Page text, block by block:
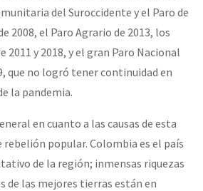
del Suroccidente y el Paro de
2008, el Paro Agrario de 2013, los
2011 y 2018, y el gran Paro Nacional
que no logró tener continuidad en
la pandemia.
en cuanto a las causas de esta
popular. Colombia es el país
de la región; inmensas riquezas
de las mejores tierras están en